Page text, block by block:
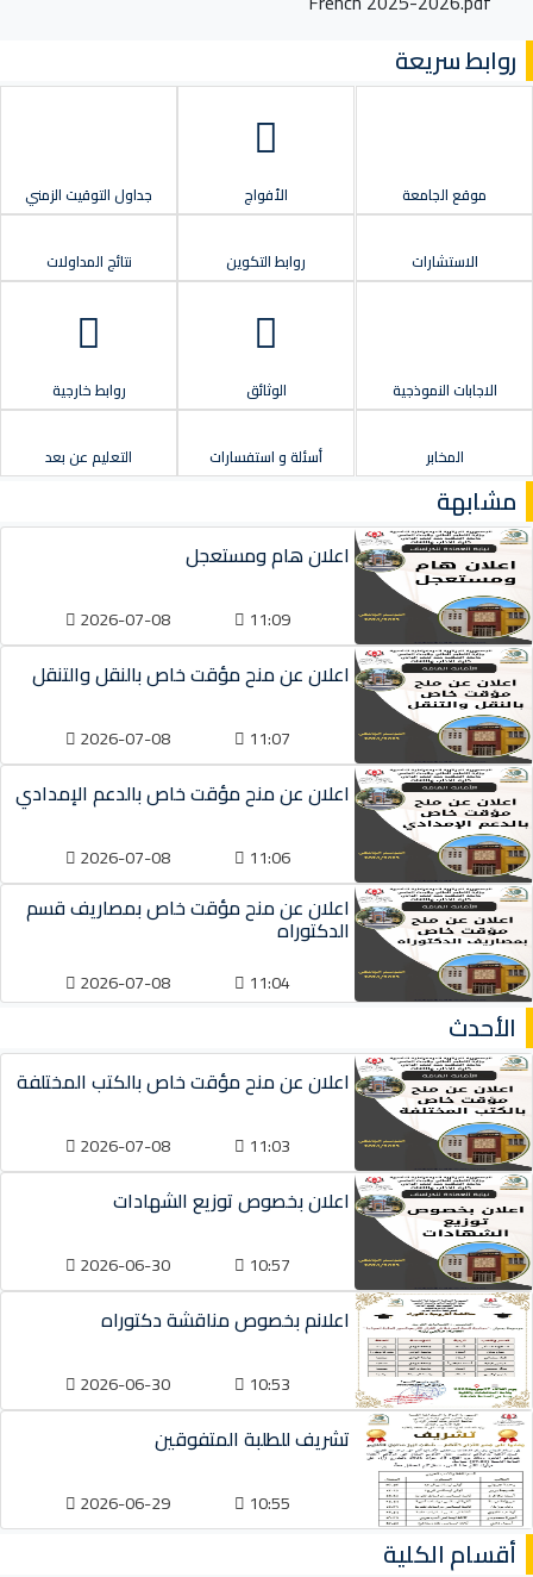
روابط سريعة
موقع الجامعة الأفواج جداول التوقيت الزمني
الاستشارات روابط التكوين نتائج المداولات
الاجابات النموذجية الوثائق روابط خارجية
المخابر أسئلة و استفسارات التعليم عن بعد
مشابهة
اعلان هام ومستعجل
11:09
2026-07-08
اعلان عن منح مؤقت خاص بالنقل والتنقل
11:07
2026-07-08
اعلان عن منح مؤقت خاص بالدعم الإمدادي
11:06
2026-07-08
اعلان عن منح مؤقت خاص بمصاريف قسم
الدكتوراه
11:04
2026-07-08
الأحدث
اعلان عن منح مؤقت خاص بالكتب المختلفة
11:03
2026-07-08
اعلان بخصوص توزيع الشهادات
10:57
2026-06-30
اعلانم بخصوص مناقشة دكتوراه
10:53
2026-06-30
تشريف للطلبة المتفوقين
10:55
2026-06-29
أقسام الكلية